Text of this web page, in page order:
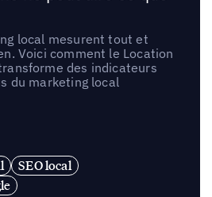
local mesurent tout et
Voici comment le Location
des indicateurs
du marketing local
SEO local